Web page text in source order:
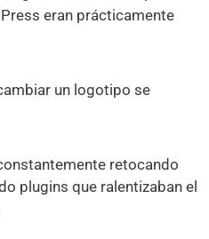
eran prácticamente
un logotipo se
retocando
plugins que ralentizaban el